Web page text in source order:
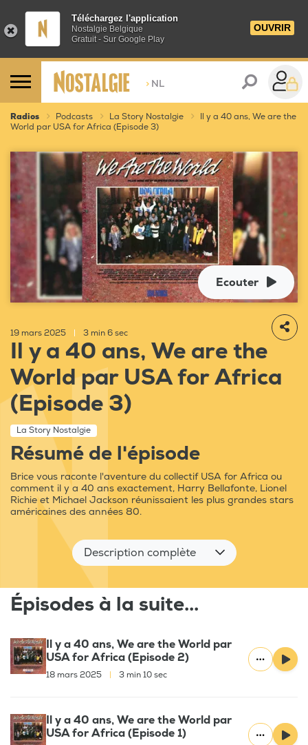
Téléchargez l'application
Nostalgie Belgique
Gratuit - Sur Google Play
OUVRIR
> NL
Radios Podcasts La Story Nostalgie
Il y a 40 ans, We are the
World par USA for Africa (Episode 3)
Ecouter
19 mars 2025 3 min 6 sec
Il y a 40 ans, We are the
World par USA for Africa
(Episode 3)
La Story Nostalgie
Résumé de l'épisode
Brice vous raconte l'aventure du collectif USA for Africa ou
comment il y a 40 ans exactement, Harry Bellafonte, Lionel
Richie et Michael Jackson réunissaient les plus grandes stars
américaines des années 80.
Description complète
Épisodes à la suite...
Il y a 40 ans, We are the World par
USA for Africa (Episode 2)
18 mars 2025 3 min 10 sec
Il y a 40 ans, We are the World par
USA for Africa (Episode 1)